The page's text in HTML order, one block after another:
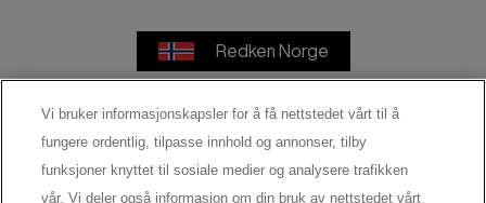
Redken Norge
Bruksvilkår Personvernerklæring
Vi bruker informasjonskapsler for å få nettstedet vårt til å
fungere ordentlig, tilpasse innhold og annonser, tilby
funksjoner knyttet til sosiale medier og analysere trafikken
vår. Vi deler også informasjon om din bruk av nettstedet vårt